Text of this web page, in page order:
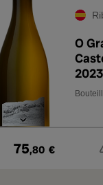
O
75,80 €